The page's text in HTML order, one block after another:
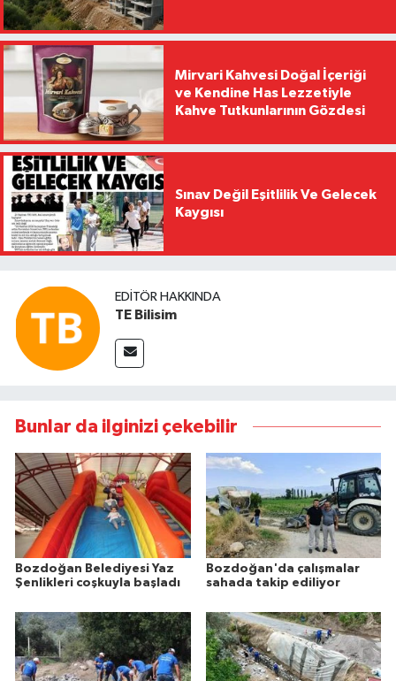
Mirvari Kahvesi Doğal İçeriği
ve Kendine Has Lezzetiyle
Kahve Tutkunlarının Gözdesi
Sınav Değil Eşitlilik Ve Gelecek
Kaygısı
EDITÖR HAKKINDA
TE Bilisim
Bunlar da ilginizi çekebilir
Bozdoğan Belediyesi Yaz
Şenlikleri coşkuyla başladı
Bozdoğan'da çalışmalar
sahada takip ediliyor